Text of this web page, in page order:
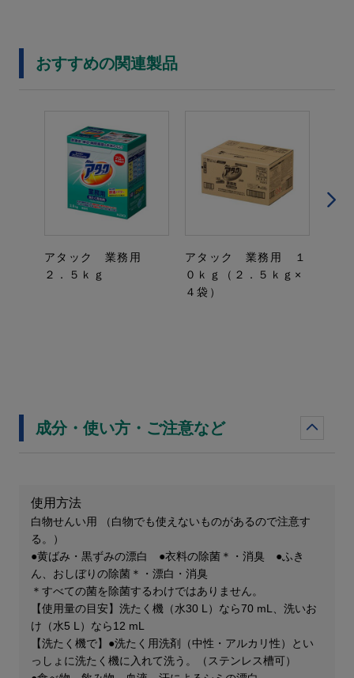
おすすめの関連製品
アタック 業務用
２．５ｋｇ
アタック 業務用 １
０ｋｇ（２．５ｋｇ×
４袋）
成分・使い方・ご注意など
使用方法
白物せんい用 （白物でも使えないものがあるので注意す
る。）
●黄ばみ・黒ずみの漂白 ●衣料の除菌＊・消臭 ●ふき
ん、おしぼりの除菌＊・漂白・消臭
＊すべての菌を除菌するわけではありません。
【使用量の目安】洗たく機（水30 L）なら70 mL、洗いお
け（水5 L）なら12 mL
【洗たく機で】●洗たく用洗剤（中性・アルカリ性）とい
っしょに洗たく機に入れて洗う。（ステンレス槽可）